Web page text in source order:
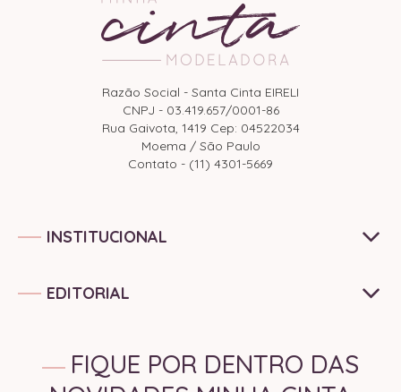
Razão Social - Santa Cinta EIRELI
CNPJ - 03.419.657/0001-86
Rua Gaivota, 1419 Cep: 04522034
Moema / São Paulo
Contato - (11) 4301-5669
INSTITUCIONAL
EDITORIAL
FIQUE POR DENTRO DAS